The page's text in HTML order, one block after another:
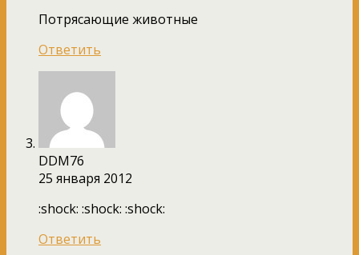
Потрясающие животные
Ответить
DDM76
25 января 2012
:shock: :shock: :shock:
Ответить